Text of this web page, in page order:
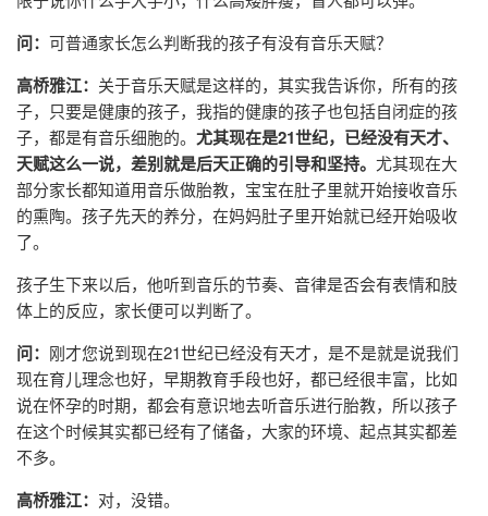
问： 可普通家长怎么判断我的孩子有没有音乐天赋？
高桥雅江： 关于音乐天赋是这样的，其实我告诉你，所有的孩
子，只要是健康的孩子，我指的健康的孩子也包括自闭症的孩
子，都是有音乐细胞的。 尤其现在是21世纪，已经没有天才、
天赋这么一说，差别就是后天正确的引导和坚持。 尤其现在大
部分家长都知道用音乐做胎教，宝宝在肚子里就开始接收音乐
的熏陶。孩子先天的养分，在妈妈肚子里开始就已经开始吸收
了。
孩子生下来以后，他听到音乐的节奏、音律是否会有表情和肢
体上的反应，家长便可以判断了。
问： 刚才您说到现在21世纪已经没有天才，是不是就是说我们
现在育儿理念也好，早期教育手段也好，都已经很丰富，比如
说在怀孕的时期，都会有意识地去听音乐进行胎教，所以孩子
在这个时候其实都已经有了储备，大家的环境、起点其实都差
不多。
高桥雅江： 对，没错。